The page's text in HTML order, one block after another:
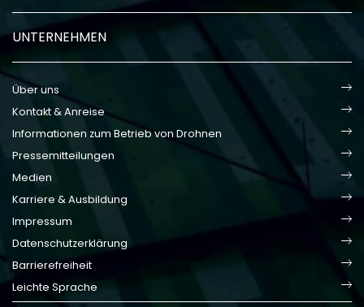
UNTERNEHMEN
Über uns
Kontakt & Anreise
Informationen zum Betrieb von Drohnen
Pressemitteilungen
Medien
Karriere & Ausbildung
Impressum
Datenschutzerklärung
Barrierefreiheit
Leichte Sprache